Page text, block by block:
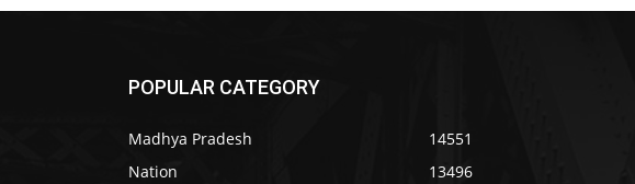
POPULAR CATEGORY
Madhya Pradesh
14551
Nation
13496